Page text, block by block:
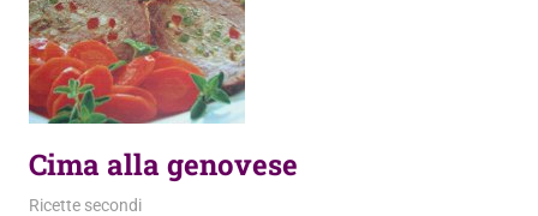
Cima alla genovese
21 Settembre 2013
admin
Ricette secondi